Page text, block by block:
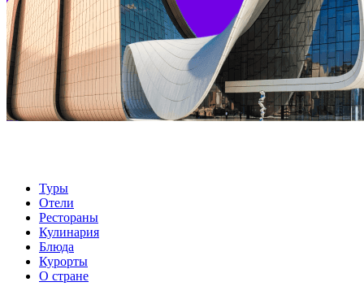
Туры
Отели
Рестораны
Кулинария
Блюда
Курорты
О стране